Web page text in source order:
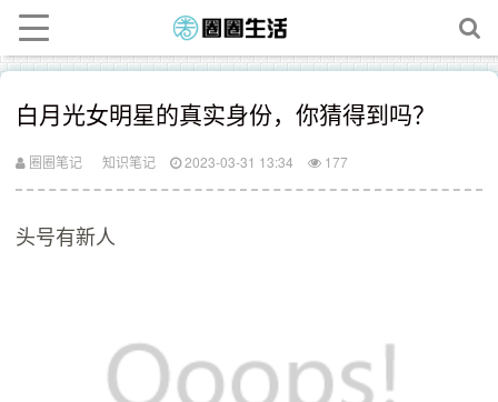
白月光女明星的真实身份，你猜得到吗？
圈圈笔记 知识笔记 2023-03-31 13:34 177
头号有新人